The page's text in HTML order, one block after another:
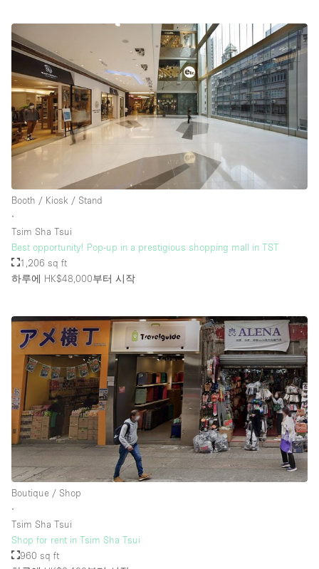
윗층
기타
Booth / Kiosk / Stand
∙
Tsim Sha Tsui
Best opportunity! Pop-up in a prestigious shopping mall in TST
1,206 sq ft
하루에 HK$48,000부터 시작
Boutique / Shop
∙
Tsim Sha Tsui
Shop for rent in Tsim Sha Tsui
960 sq ft